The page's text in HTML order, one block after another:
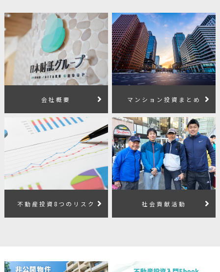
会社概要 マンション投資まとめ
不動産投資8つのリスク 社会貢献活動